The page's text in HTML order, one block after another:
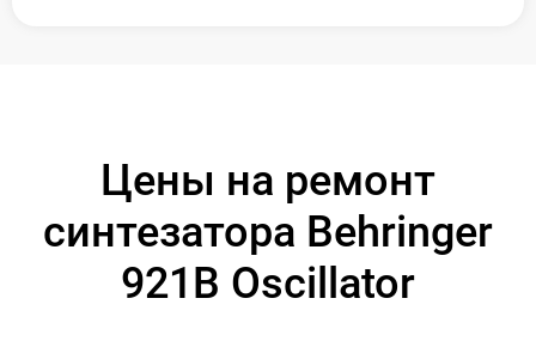
Цены на ремонт
синтезатора Behringer
921B Oscillator